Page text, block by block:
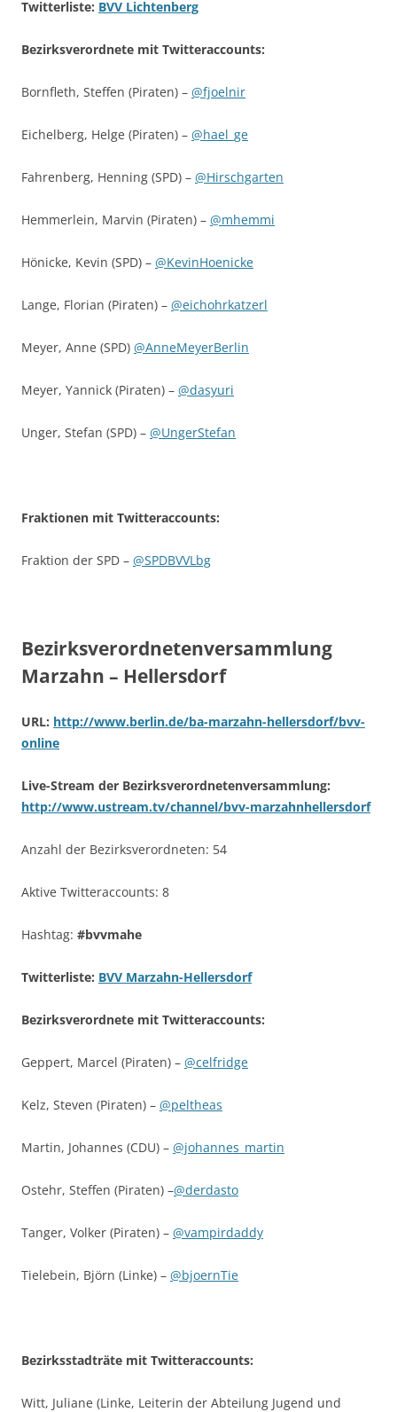
Twitterliste: BVV Lichtenberg
Bezirksverordnete mit Twitteraccounts:
Bornfleth, Steffen (Piraten) – @fjoelnir
Eichelberg, Helge (Piraten) – @hael_ge
Fahrenberg, Henning (SPD) – @Hirschgarten
Hemmerlein, Marvin (Piraten) – @mhemmi
Hönicke, Kevin (SPD) – @KevinHoenicke
Lange, Florian (Piraten) – @eichohrkatzerl
Meyer, Anne (SPD) @AnneMeyerBerlin
Meyer, Yannick (Piraten) – @dasyuri
Unger, Stefan (SPD) – @UngerStefan
Fraktionen mit Twitteraccounts:
Fraktion der SPD – @SPDBVVLbg
Bezirksverordnetenversammlung
Marzahn – Hellersdorf
URL: http://www.berlin.de/ba-marzahn-hellersdorf/bvv-
online
Live-Stream der Bezirksverordnetenversammlung:
http://www.ustream.tv/channel/bvv-marzahnhellersdorf
Anzahl der Bezirksverordneten: 54
Aktive Twitteraccounts: 8
Hashtag: #bvvmahe
Twitterliste: BVV Marzahn-Hellersdorf
Bezirksverordnete mit Twitteraccounts:
Geppert, Marcel (Piraten) – @celfridge
Kelz, Steven (Piraten) – @peltheas
Martin, Johannes (CDU) – @johannes_martin
Ostehr, Steffen (Piraten) –@derdasto
Tanger, Volker (Piraten) – @vampirdaddy
Tielebein, Björn (Linke) – @bjoernTie
Bezirksstadträte mit Twitteraccounts:
Witt, Juliane (Linke, Leiterin der Abteilung Jugend und